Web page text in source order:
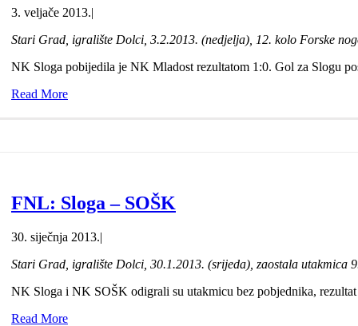
3. veljače 2013.|
Stari Grad, igralište Dolci, 3.2.2013. (nedjelja), 12. kolo Forske
NK Sloga pobijedila je NK Mladost rezultatom 1:0. Gol za Slogu
Read More
FNL: Sloga – SOŠK
30. siječnja 2013.|
Stari Grad, igralište Dolci, 30.1.2013. (srijeda), zaostala utakmica
NK Sloga i NK SOŠK odigrali su utakmicu bez pobjednika,
Read More